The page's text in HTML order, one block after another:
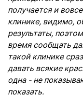
получается и
клинике, видимо,
результаты,
время сообщать
такой клинике
давать всякие
одна - не
показать.